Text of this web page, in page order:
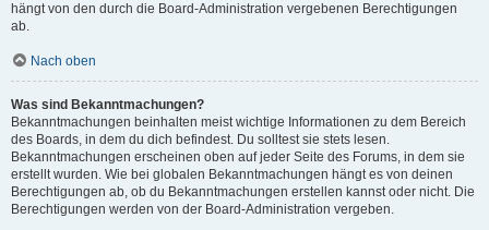
hängt von den durch die Board-Administration vergebenen Berechtigungen
ab.
Nach oben
Was sind Bekanntmachungen?
Bekanntmachungen beinhalten meist wichtige Informationen zu dem Bereich
des Boards, in dem du dich befindest. Du solltest sie stets lesen.
Bekanntmachungen erscheinen oben auf jeder Seite des Forums, in dem sie
erstellt wurden. Wie bei globalen Bekanntmachungen hängt es von deinen
Berechtigungen ab, ob du Bekanntmachungen erstellen kannst oder nicht. Die
Berechtigungen werden von der Board-Administration vergeben.